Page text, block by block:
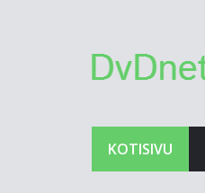
KOTISIVU